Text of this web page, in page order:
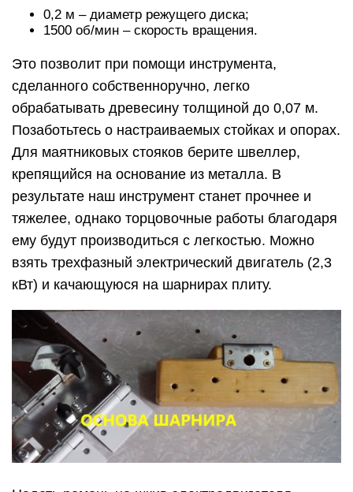
0,2 м – диаметр режущего диска;
1500 об/мин – скорость вращения.
Это позволит при помощи инструмента,
сделанного собственноручно, легко
обрабатывать древесину толщиной до 0,07 м.
Позаботьтесь о настраиваемых стойках и опорах.
Для маятниковых стояков берите швеллер,
крепящийся на основание из металла. В
результате наш инструмент станет прочнее и
тяжелее, однако торцовочные работы благодаря
ему будут производиться с легкостью. Можно
взять трехфазный электрический двигатель (2,3
кВт) и качающуюся на шарнирах плиту.